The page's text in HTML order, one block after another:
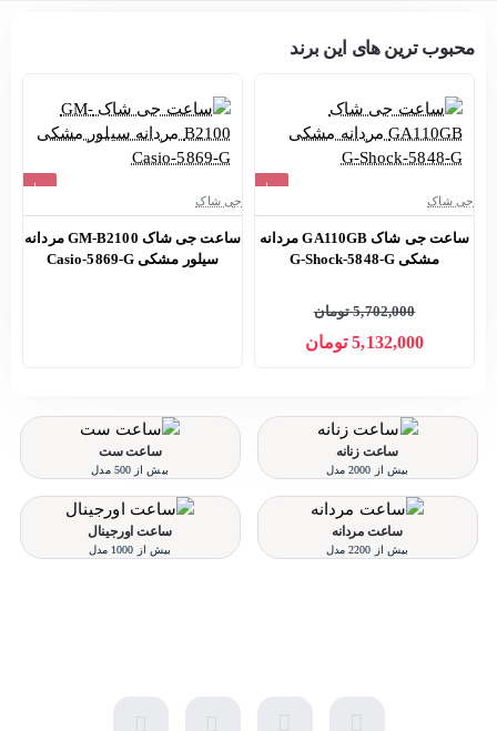
محبوب ترین های این برند
حراج
جی شاک
ساعت جی شاک GA110GB مردانه
مشکی G-Shock-5848-G
5,132,000 تومان
5,702,000 تومان
حراج
جی شاک
ساعت جی شاک GM-B2100 مردانه
سیلور مشکی Casio-5869-G
ساعت زنانه
بیش از 2000 مدل
ساعت ست
بیش از 500 مدل
ساعت مردانه
بیش از 2200 مدل
ساعت اورجینال
بیش از 1000 مدل